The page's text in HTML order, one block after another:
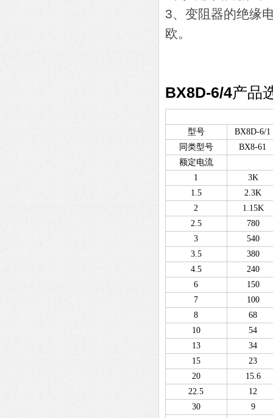
3、变阻器的绝缘
欧。
BX8D-6/4产品
型号
BX8D-6/1
同类型号
BX8-61
额定电流
1
3K
1.5
2.3K
2
1.15K
2.5
780
3
540
3.5
380
4.5
240
6
150
7
100
8
68
10
54
13
34
15
23
20
15.6
22.5
12
30
9